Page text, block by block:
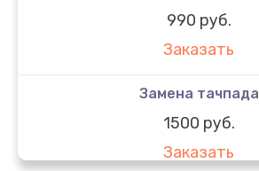
990 руб.
Заказать
Замена тачпада
1500 руб.
Заказать